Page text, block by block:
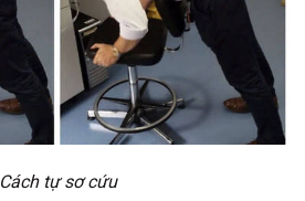
Cách tự sơ cứu